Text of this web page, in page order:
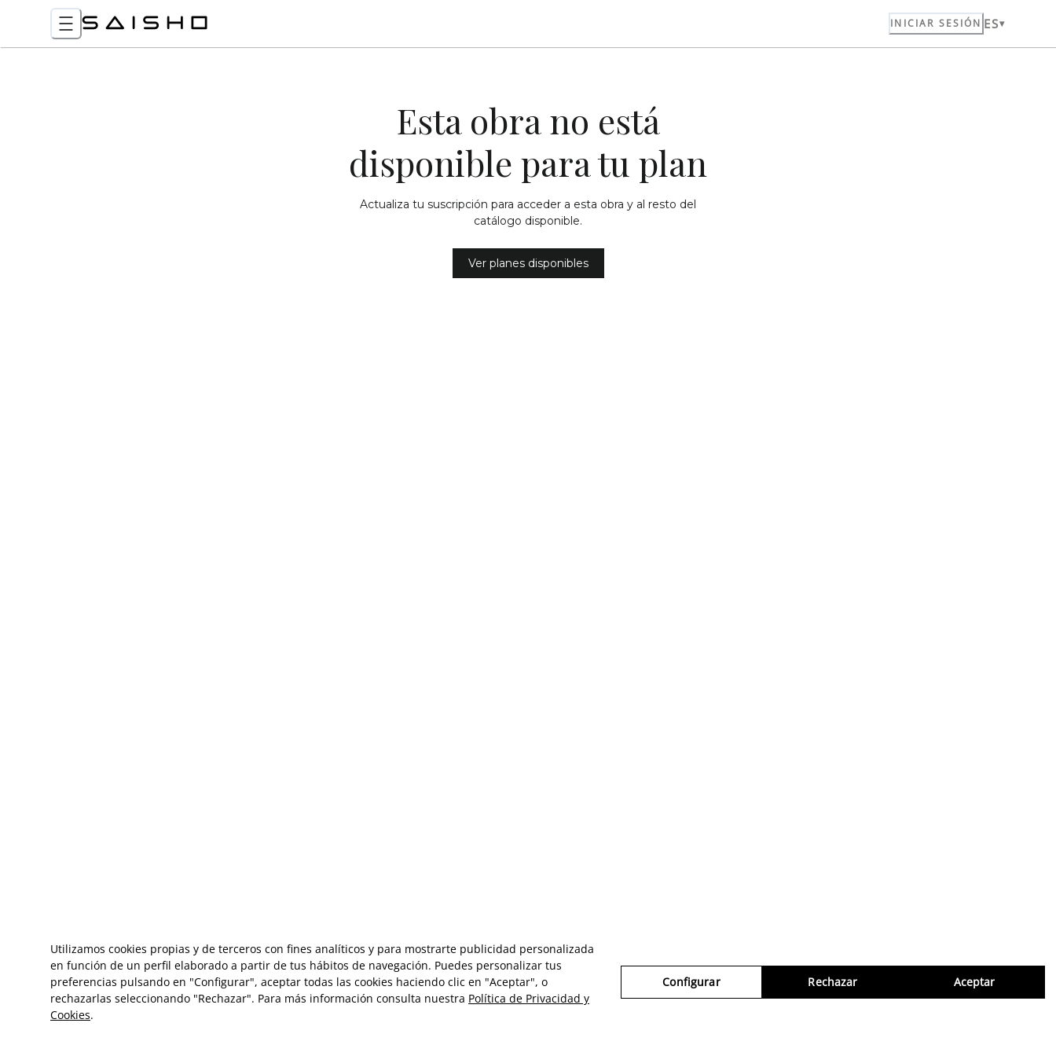
INICIAR SESIÓN ES
Esta obra no está
disponible para tu plan
Actualiza tu suscripción para acceder a esta obra y al resto del
catálogo disponible.
Ver planes disponibles
Utilizamos cookies propias y de terceros con fines analíticos y para mostrarte publicidad personalizada
en función de un perfil elaborado a partir de tus hábitos de navegación. Puedes personalizar tus
preferencias pulsando en "Configurar", aceptar todas las cookies haciendo clic en "Aceptar", o
rechazarlas seleccionando "Rechazar". Para más información consulta nuestra Política de Privacidad y
Cookies.
Configurar Rechazar Aceptar